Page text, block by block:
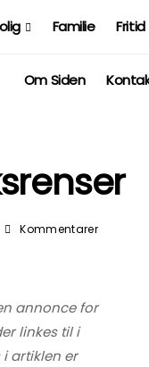
Familie Fritid
Om Siden
Kommentarer
annonce for
linkes til i
i artiklen er